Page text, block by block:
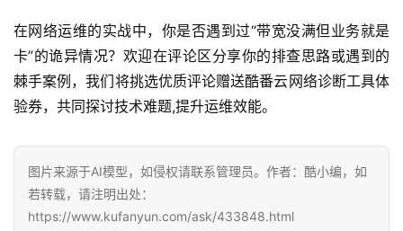
在网络运维的实战中，你是否遇到过“带宽没满但业务就是
卡”的诡异情况？欢迎在评论区分享你的排查思路或遇到的
棘手案例，我们将挑选优质评论赠送酷番云网络诊断工具体
验券，共同探讨技术难题,提升运维效能。
图片来源于AI模型，如侵权请联系管理员。作者：酷小编，如
若转载，请注明出处：
https://www.kufanyun.com/ask/433848.html